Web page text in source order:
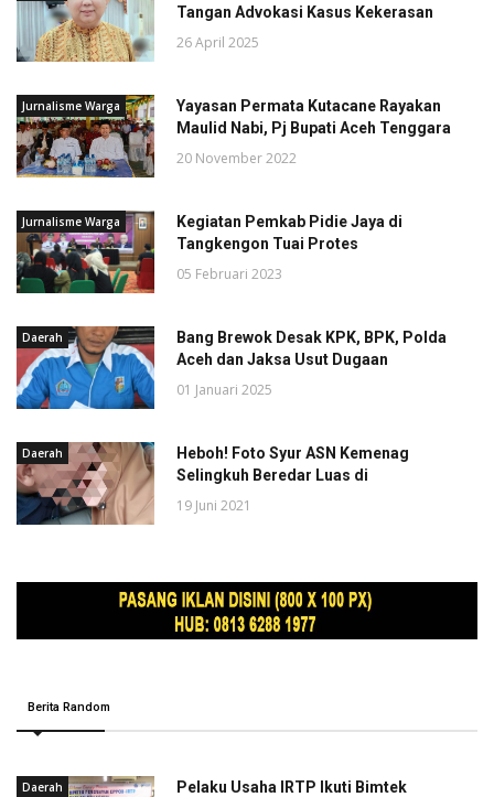
Tangan Advokasi Kasus Kekerasan
26 April 2025
Jurnalisme Warga
Yayasan Permata Kutacane Rayakan
Maulid Nabi, Pj Bupati Aceh Tenggara
20 November 2022
Jurnalisme Warga
Kegiatan Pemkab Pidie Jaya di
Tangkengon Tuai Protes
05 Februari 2023
Daerah
Bang Brewok Desak KPK, BPK, Polda
Aceh dan Jaksa Usut Dugaan
01 Januari 2025
Daerah
Heboh! Foto Syur ASN Kemenag
Selingkuh Beredar Luas di
19 Juni 2021
Berita Random
Daerah
Pelaku Usaha IRTP Ikuti Bimtek